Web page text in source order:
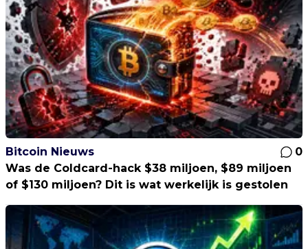
Bitcoin Nieuws
0
Was de Coldcard-hack $38 miljoen, $89 miljoen
of $130 miljoen? Dit is wat werkelijk is gestolen